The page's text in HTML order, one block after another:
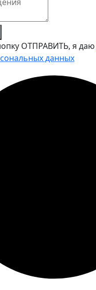
ОТПРАВИТЬ, я даю
данных